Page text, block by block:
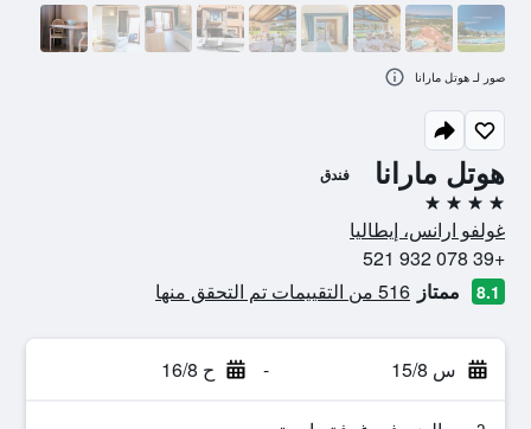
هوتل مارانا فندق
4 نجوم
غولفو ارانس، إيطاليا
+39 078 932 521
8.1 ممتاز 516 من التقييمات تم التحقق منها
س 15/8 - ح 16/8
صور لـ هوتل مارانا